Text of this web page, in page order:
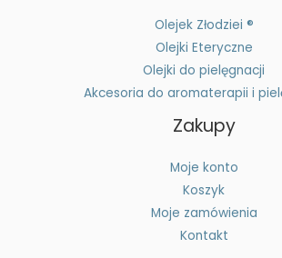
Olejek Złodziei ®
Olejki Eteryczne
Olejki do pielęgnacji
Akcesoria do aromaterapii i
Zakupy
Moje konto
Koszyk
Moje zamówienia
Kontakt